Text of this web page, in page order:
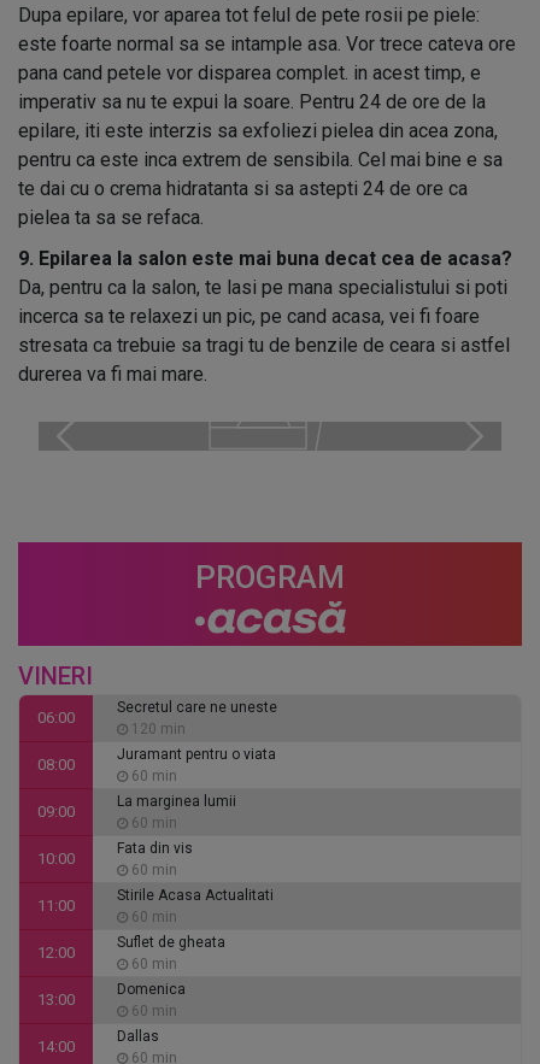
Dupa epilare, vor aparea tot felul de pete rosii pe piele:
este foarte normal sa se intample asa. Vor trece cateva ore
pana cand petele vor disparea complet. in acest timp, e
imperativ sa nu te expui la soare. Pentru 24 de ore de la
epilare, iti este interzis sa exfoliezi pielea din acea zona,
pentru ca este inca extrem de sensibila. Cel mai bine e sa
te dai cu o crema hidratanta si sa astepti 24 de ore ca
pielea ta sa se refaca.
9. Epilarea la salon este mai buna decat cea de acasa?
Da, pentru ca la salon, te lasi pe mana specialistului si poti
incerca sa te relaxezi un pic, pe cand acasa, vei fi foare
stresata ca trebuie sa tragi tu de benzile de ceara si astfel
durerea va fi mai mare.
PROGRAM
VINERI
06:00
Secretul care ne uneste
120 min
08:00
Juramant pentru o viata
60 min
09:00
La marginea lumii
60 min
10:00
Fata din vis
60 min
11:00
Stirile Acasa Actualitati
60 min
12:00
Suflet de gheata
60 min
13:00
Domenica
60 min
14:00
Dallas
60 min